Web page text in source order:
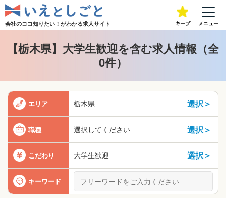
会社のココ知りたい！がわかる求人サイト キープ メニュー
【栃木県】大学生歓迎を含む求人情報（全
0件）
エリア 栃木県 選択＞
職種 選択してください 選択＞
こだわり 大学生歓迎 選択＞
キーワード